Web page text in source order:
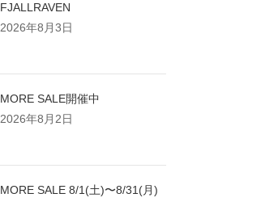
FJALLRAVEN
2026年8月3日
MORE SALE開催中
2026年8月2日
MORE SALE 8/1(土)〜8/31(月)